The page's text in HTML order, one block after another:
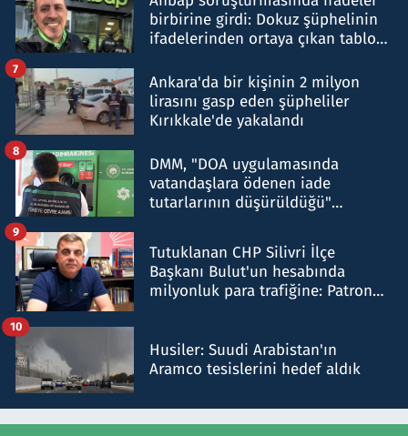
birbirine girdi: Dokuz şüphelinin
ifadelerinden ortaya çıkan tablo
Ankara'da bir kişinin 2 milyon
lirasını gasp eden şüpheliler
Kırıkkale'de yakalandı
7
DMM, "DOA uygulamasında
vatandaşlara ödenen iade
tutarlarının düşürüldüğü"
8
Tutuklanan CHP Silivri İlçe
Başkanı Bulut'un hesabında
milyonluk para trafiğine: Patron
9
Husiler: Suudi Arabistan'ın
Aramco tesislerini hedef aldık
10